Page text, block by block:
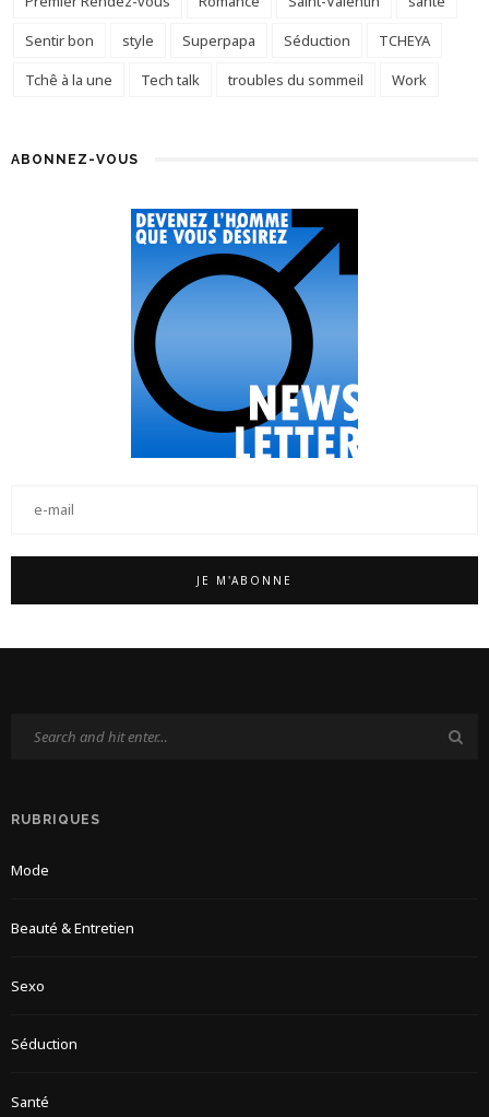
Sentir bon
style Superpapa Séduction
TCHEYA
Tchê à la une
Tech talk troubles du sommeil Work
ABONNEZ-VOUS
RUBRIQUES
Mode
Beauté & Entretien
Sexo
Séduction
Santé